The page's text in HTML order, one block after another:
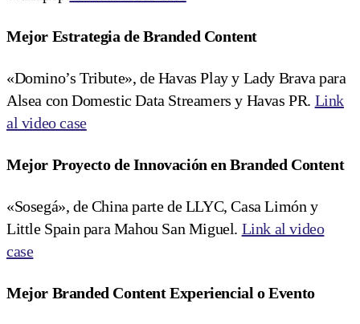
Mejor Estrategia de Branded Content
«Domino’s Tribute», de Havas Play y Lady Brava para
Alsea con Domestic Data Streamers y Havas PR. Link
al video case
Mejor Proyecto de Innovación en Branded Content
«Sosegá», de China parte de LLYC, Casa Limón y
Little Spain para Mahou San Miguel. Link al video
case
Mejor Branded Content Experiencial o Evento